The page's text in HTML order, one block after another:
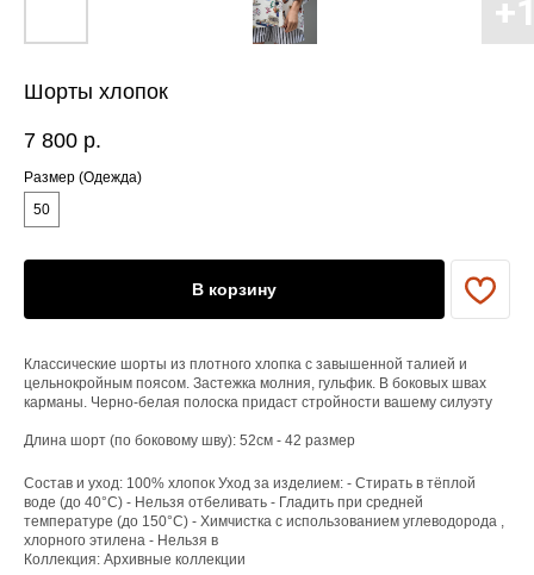
Шорты хлопок
7 800 р.
Размер (Одежда)
50
В корзину
Классические шорты из плотного хлопка с завышенной талией и
цельнокройным поясом. Застежка молния, гульфик. В боковых швах
карманы. Черно-белая полоска придаст стройности вашему силуэту
Длина шорт (по боковому шву): 52см - 42 размер
Состав и уход: 100% хлопок Уход за изделием: - Стирать в тёплой
воде (до 40°C) - Нельзя отбеливать - Гладить при средней
температуре (до 150°C) - Химчистка с использованием углеводорода ,
хлорного этилена - Нельзя в
Коллекция: Архивные коллекции
Каталог
Доставка/оплата
ПОКУПАТЕЛЯМ
ОРГАНИЗАЦИЯ
ООО «САРТОРИЯ»
Служба поддержки